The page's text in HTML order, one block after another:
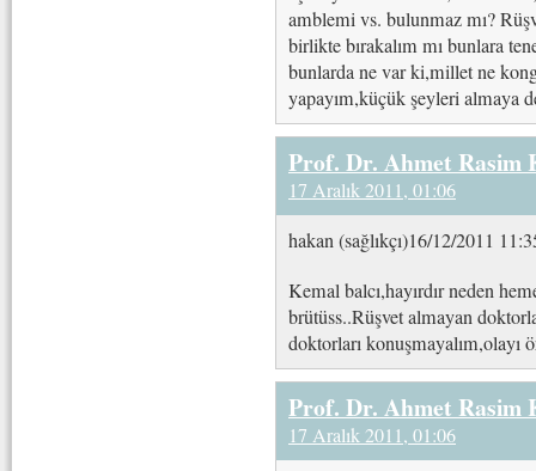
amblemi vs. bulunmaz mı?
birlikte bırakalım mı bunlara
bunlarda ne var ki,millet ne
yapayım,küçük şeyleri almaya
Prof. Dr. Ahmet Rasim
17 Aralık 2011, 01:06
hakan (sağlıkçı)16/12/2011
Kemal balcı,hayırdır neden
brütüss..Rüşvet almayan
doktorları konuşmayalım,olayı
Prof. Dr. Ahmet Rasim
17 Aralık 2011, 01:06